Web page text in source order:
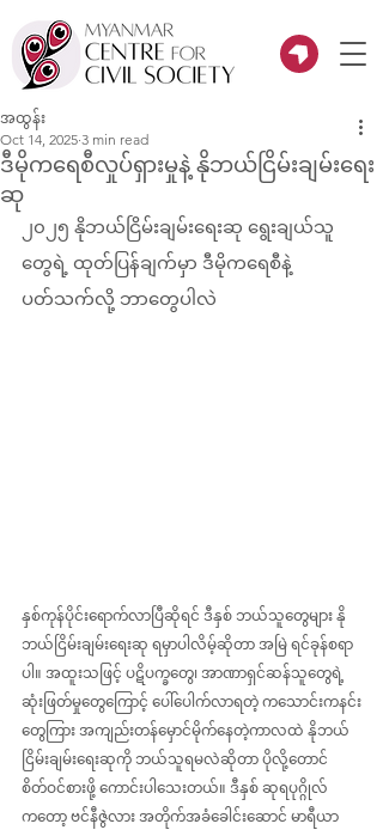
ဒီမိုကရေစီလှုပ်ရှားမှုနဲ့ နိုဘယ်ငြိမ်းချမ်းရေး
ဆု
အထွန်း
Oct 14, 2025 3 min read
၂၀၂၅ နိုဘယ်ငြိမ်းချမ်းရေးဆု ရွေးချယ်သူ
တွေရဲ့ ထုတ်ပြန်ချက်မှာ ဒီမိုကရေစီနဲ့
ပတ်သက်လို့ ဘာတွေပါလဲ
နှစ်ကုန်ပိုင်းရောက်လာပြီဆိုရင် ဒီနှစ် ဘယ်သူတွေများ နို
ဘယ်ငြိမ်းချမ်းရေးဆု ရမှာပါလိမ့်ဆိုတာ အမြဲ ရင်ခုန်စရာ
ပါ။ အထူးသဖြင့် ပဋိပက္ခတွေ၊ အာဏာရှင်ဆန်သူတွေရဲ့
ဆုံးဖြတ်မှုတွေကြောင့် ပေါ်ပေါက်လာရတဲ့ ကသောင်းကနင်း
တွေကြား အကျည်းတန်မှောင်မိုက်နေတဲ့ကာလထဲ နိုဘယ်
ငြိမ်းချမ်းရေးဆုကို ဘယ်သူရမလဲဆိုတာ ပိုလို့တောင်
စိတ်ဝင်စားဖို့ ကောင်းပါသေးတယ်။ ဒီနှစ် ဆုရပုဂ္ဂိုလ်
ကတော့ ဗင်နီဇွဲလား အတိုက်အခံခေါင်းဆောင် မာရီယာ